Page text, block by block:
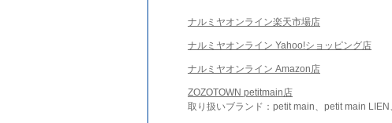
ナルミヤオンライン楽天市場店
ナルミヤオンライン Yahoo!ショッピング店
ナルミヤオンライン Amazon店
ZOZOTOWN petitmain店
取り扱いブランド：petit main、petit main LIEN